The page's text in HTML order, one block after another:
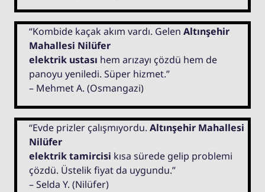
“Kombide kaçak akım vardı. Gelen Altınşehir
Mahallesi Nilüfer
elektrik ustası hem arızayı çözdü hem de
panoyu yeniledi. Süper hizmet.”
– Mehmet A. (Osmangazi)
“Evde prizler çalışmıyordu. Altınşehir Mahallesi
Nilüfer
elektrik tamircisi kısa sürede gelip problemi
çözdü. Üstelik fiyat da uygundu.”
– Selda Y. (Nilüfer)